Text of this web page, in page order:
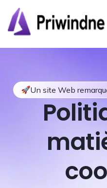
contenu
Un site Web